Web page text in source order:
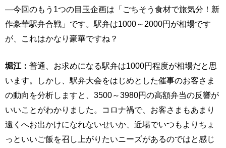
―今回のもう1つの目玉企画は「ごちそう食材で旅気分！新
作豪華駅弁合戦」です。駅弁は1000～2000円が相場です
が、これはかなり豪華ですね？
堀江： 普通、お求めになる駅弁は1000円程度が相場だと思
います。しかし、駅弁大会をはじめとした催事のお客さま
の動向を分析しますと、3500～3980円の高額弁当の反響が
いいことがわかりました。コロナ禍で、お客さまもあまり
遠くへお出かけになれないせいか、近場でいつもよりちょ
っといいご飯を召し上がりたいニーズがあるのではと感じ